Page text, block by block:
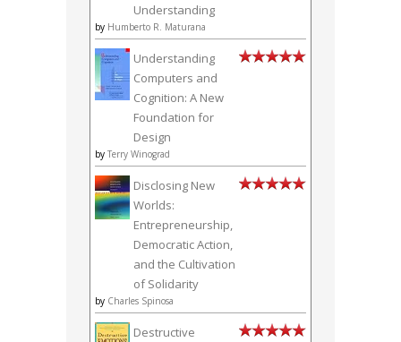
Understanding
by Humberto R. Maturana
Understanding
Computers and
Cognition: A New
Foundation for
Design
by Terry Winograd
Disclosing New
Worlds:
Entrepreneurship,
Democratic Action,
and the Cultivation
of Solidarity
by Charles Spinosa
Destructive